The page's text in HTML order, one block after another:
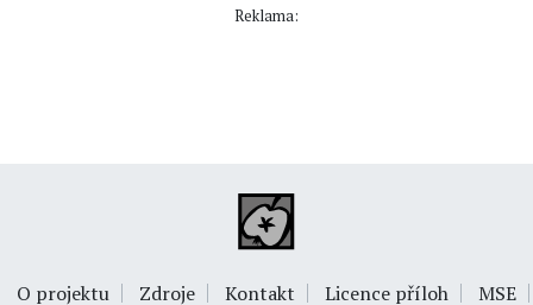
Reklama:
O projektu Zdroje Kontakt Licence příloh MSE